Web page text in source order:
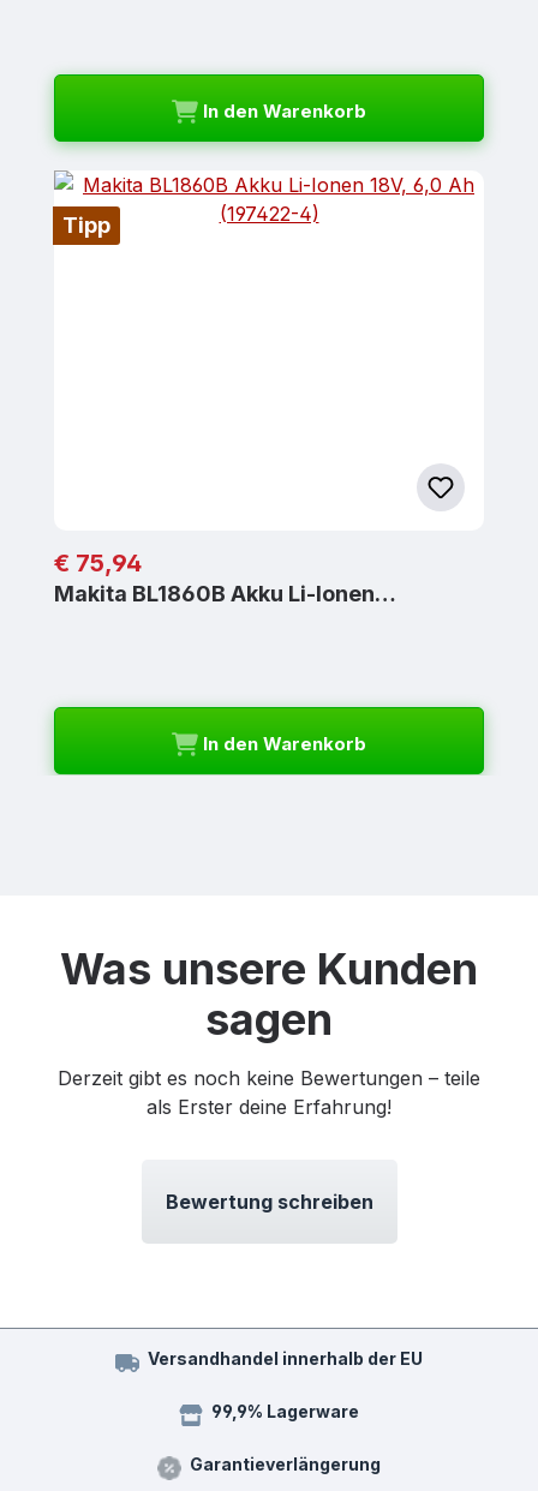
In den Warenkorb
Tipp
Regulärer Preis:
€ 75,94
Makita BL1860B Akku Li-Ionen…
In den Warenkorb
Was unsere Kunden
sagen
Derzeit gibt es noch keine Bewertungen – teile
als Erster deine Erfahrung!
Bewertung schreiben
Versandhandel innerhalb der EU
99,9% Lagerware
Garantieverlängerung